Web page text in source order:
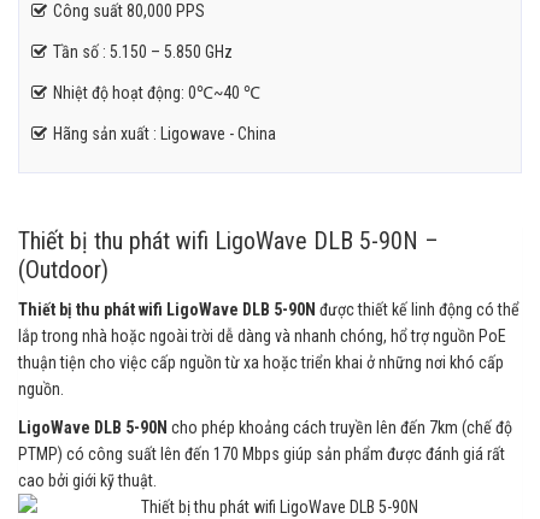
Công suất 80,000 PPS
Tần số : 5.150 – 5.850 GHz
Nhiệt độ hoạt động: 0℃~40 ℃
Hãng sản xuất : Ligowave - China
Thiết bị thu phát wifi LigoWave DLB 5-90N –
(Outdoor)
Thiết bị thu phát wifi LigoWave DLB 5-90N được thiết kế linh động có thể
lắp trong nhà hoặc ngoài trời dễ dàng và nhanh chóng, hổ trợ nguồn PoE
thuận tiện cho việc cấp nguồn từ xa hoặc triển khai ở những nơi khó cấp
nguồn.
LigoWave DLB 5-90N cho phép khoảng cách truyền lên đến 7km (chế độ
PTMP) có công suất lên đến 170 Mbps giúp sản phẩm được đánh giá rất
cao bởi giới kỹ thuật.